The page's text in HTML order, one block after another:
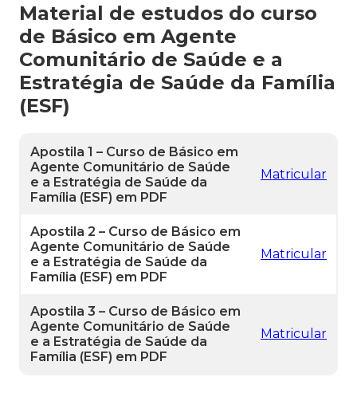
Material de estudos do curso
de Básico em Agente
Comunitário de Saúde e a
Estratégia de Saúde da Família
(ESF)
Apostila 1 – Curso de Básico em
Agente Comunitário de Saúde
e a Estratégia de Saúde da
Família (ESF) em PDF
Matricular
Apostila 2 – Curso de Básico em
Agente Comunitário de Saúde
e a Estratégia de Saúde da
Família (ESF) em PDF
Matricular
Apostila 3 – Curso de Básico em
Agente Comunitário de Saúde
e a Estratégia de Saúde da
Família (ESF) em PDF
Matricular